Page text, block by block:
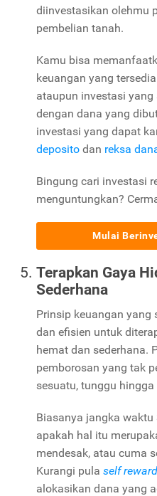
diinvestasikan olehmu
pembelian tanah.
Kamu bisa
keuangan yang
ataupun investasi
dengan dana yang
investasi yang dapat
deposito dan reksa
Bingung cari investasi
menguntungkan?
Mulai
Terapkan Gaya
Sederhana
Prinsip keuangan
dan efisien untuk
hemat dan sederhana.
pemborosan yang tak
sesuatu, tunggu hingga
Biasanya jangka
apakah hal itu
mendesak, atau cuma
Kurangi pula self reward
alokasikan dana yang